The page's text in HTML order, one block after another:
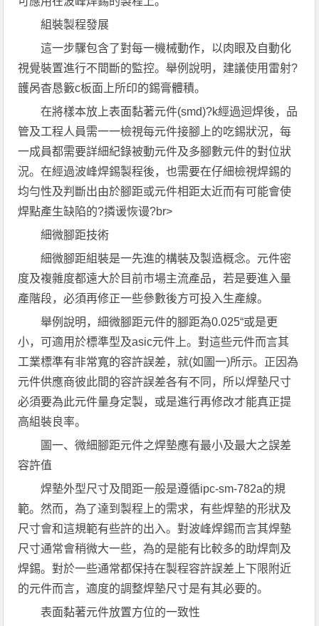
組裝製程發展
這一步驟包含了對每一機械動作，以肉眼及自動化
視覺裝置進行不間斷的監控。舉例說明，建議使用雷射?
頀呙杳恳籔c板面上所印的錫膏體積。
在將樣本放上表面黏著元件(smd)?k經過迴焊後，品
管及工程人員需一一檢視每元件接腳上的吃錫狀況，每
一成員都需要詳細紀錄被動元件及多腳數元件的對位狀
況。在經過波峰焊錫製程後，也需要在仔細檢視焊錫的
均勻性及判斷出由於腳距或元件相距太近而有可能會使
焊點產生缺陷的?撛谖恢谩?br>
細微腳距技術
細微腳距組裝是一先進的構裝及製造概念。元件密
度及複雜度都遠大於目前市場主流產品，若是要進入量
產階段，必須再修正一些參數後方可投入生產線。
舉例說明，細微腳距元件的腳距為0.025“或是更
小，可適用於標準型及asic元件上。對這些元件而言其
工業標準有非常寬的容許誤差，就(如圖一)所示。正因為
元件供應商彼此間的容許誤差各有不同，所以焊墊尺寸
必須要為此元件量身定製，或是進行再修改才能真正提
高組裝良率。
圖一、微細腳距元件之焊墊應有最小及最大之誤差
容許值
焊墊外型尺寸及間距一般是遵循ipc-sm-782a的規
範。然而，為了達到製程上的需求，有些焊墊的形狀及
尺寸會和這規範有些許的出入。對波峰焊錫而言其焊墊
尺寸通常會稍微大一些，為的是能有比較多的助焊劑及
焊錫。對於一些通常都保持在製程容許誤差上下限附近
的元件而言，適度的調整焊墊尺寸是有其必要的。
表面黏著元件放置方位的一致性